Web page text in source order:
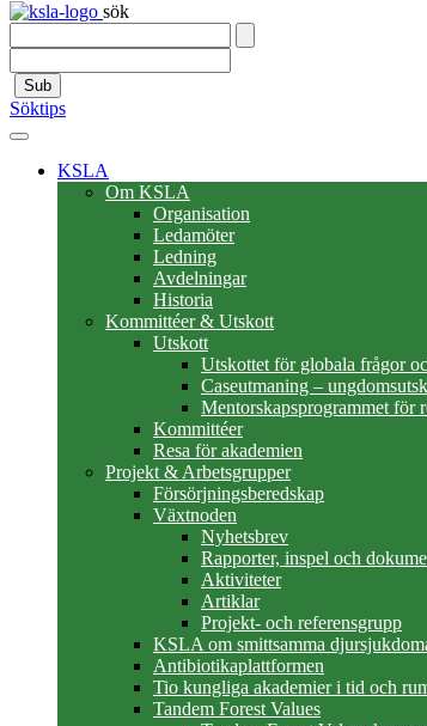
sök
Sub
Söktips
KSLA
Om KSLA
Organisation
Ledamöter
Ledning
Avdelningar
Historia
Kommittéer & Utskott
Utskott
Utskottet för globala frågor
Caseutmaning –
Mentorskapsprogrammet för
Kommittéer
Resa för akademien
Projekt & Arbetsgrupper
Försörjningsberedskap
Växtnoden
Nyhetsbrev
Rapporter, inspel och
Aktiviteter
Artiklar
Projekt- och referensgrupp
KSLA om smittsamma
Antibiotikaplattformen
Tio kungliga akademier i tid och
Tandem Forest Values